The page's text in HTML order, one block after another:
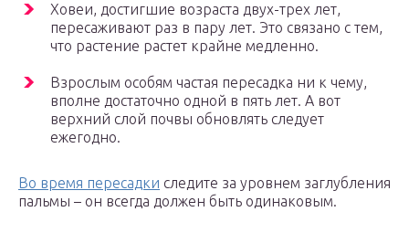
Ховеи, достигшие возраста двух-трех лет,
пересаживают раз в пару лет. Это связано с тем,
что растение растет крайне медленно.
Взрослым особям частая пересадка ни к чему,
вполне достаточно одной в пять лет. А вот
верхний слой почвы обновлять следует
ежегодно.
Во время пересадки следите за уровнем заглубления
пальмы – он всегда должен быть одинаковым.